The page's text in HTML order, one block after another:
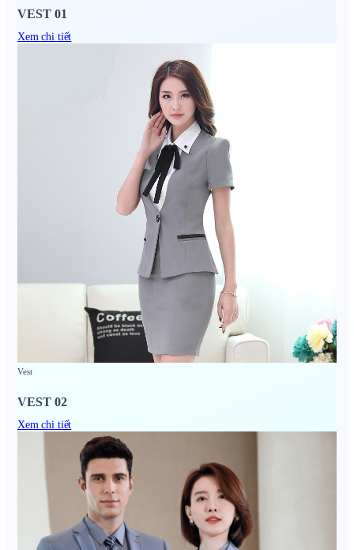
VEST 01
Xem chi tiết
Vest
VEST 02
Xem chi tiết